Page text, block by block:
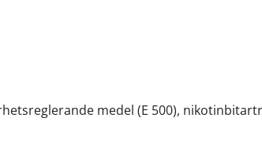
medel (E 500),